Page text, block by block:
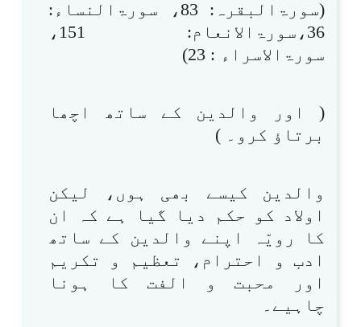
(سورۃالبقرہ: 83، سورۃالنساء:
36،سورۃالانعام: 151،
سورۃالاسراء : 23)
( اور والدین کے ساتھ اچھا
برتاؤ کرو۔ )
والدین کیسے بھی ہوں، لیکن
اولاد کو حکم دیا گیا ہے کہ ان
کا رویّہ اپنے والدین کے ساتھ
ادب و احترام، تعظیم و تکریم
اور محبت و الفت کا ہونا
چاہیے۔